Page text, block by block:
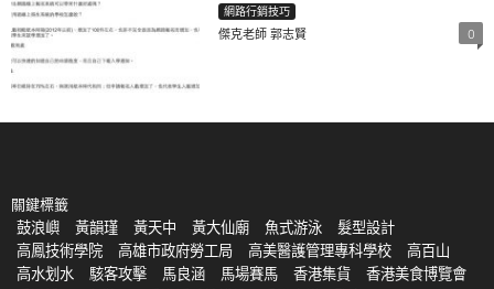
網路行銷技巧
傑克老師 郭志賢 0
關鍵標籤
鼓浪嶼
黃韻瑾 黃天中 黃大仙廟 魚式游泳
髮型設計
高鳳技術學院
高雄市政府勞工局 高美醫護管理專科學校
高百山
高水划水
駭客攻擊 馬良涵 馬場賽馬 香港集貨
香港美食博覽會